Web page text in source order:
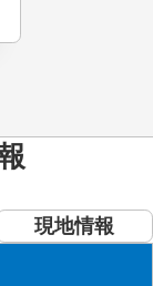
現地情報